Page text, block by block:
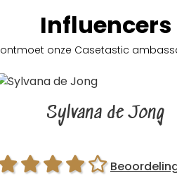
Influencers
ontmoet onze Casetastic
Sylvana de Jong